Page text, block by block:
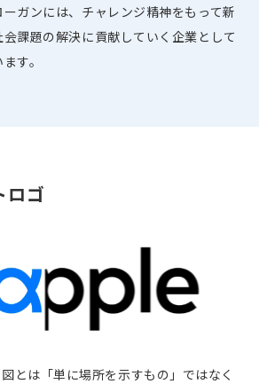
ガンには、チャレンジ精神をもって新
課題の解決に貢献していく企業として
す。
ロゴ
とは「単に場所を示すもの」ではなく